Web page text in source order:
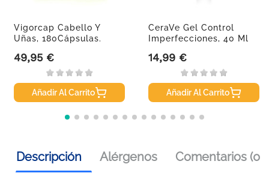
Vigorcap Cabello Y
Uñas, 180Cápsulas.
Precio
49,95 €
Añadir Al Carrito
CeraVe Gel Control
Imperfecciones, 40 Ml
Precio
14,99 €
Añadir Al Carrito
Descripción Alérgenos Comentarios (0)